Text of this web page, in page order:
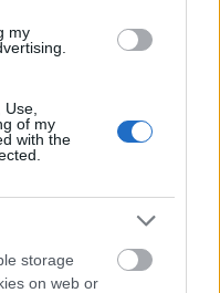
my
of my
with the
storage
on web or
csavargók